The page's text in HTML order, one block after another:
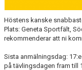
Höstens kanske
Plats: Geneta Sportfält,
rekommenderar att ni
Sista anmälningsdag:
på tävlingsdagen fram till